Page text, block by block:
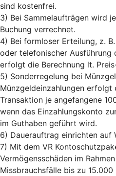
sind kostenfrei.
3) Bei Sammelaufträgen wird
Buchung verrechnet.
4) Bei formloser Erteilung, z.
oder telefonischer Ausführung
erfolgt die Berechnung lt.
5) Sonderregelung bei
Münzgeldeinzahlungen erfolgt
Transaktion je angefangene
wenn das Einzahlungskonto
im Guthaben geführt wird.
6) Dauerauftrag einrichten auf
7) Mit dem VR
Vermögensschäden im
Missbrauchsfälle bis zu 15.000